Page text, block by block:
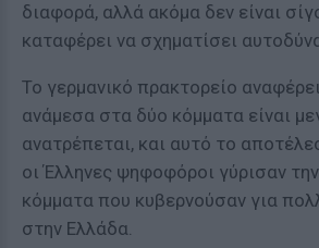
διαφορά, αλλά ακόμα δεν είναι
καταφέρει να σχηματίσει
Το γερμανικό πρακτορείο
ανάμεσα στα δύο κόμματα είναι
ανατρέπεται, και αυτό το
οι Έλληνες ψηφοφόροι γύρισαν
κόμματα που κυβερνούσαν για
στην Ελλάδα.